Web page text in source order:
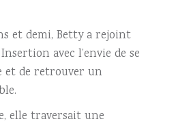
et demi, Betty a rejoint
avec l’envie de se
de retrouver un
elle traversait une